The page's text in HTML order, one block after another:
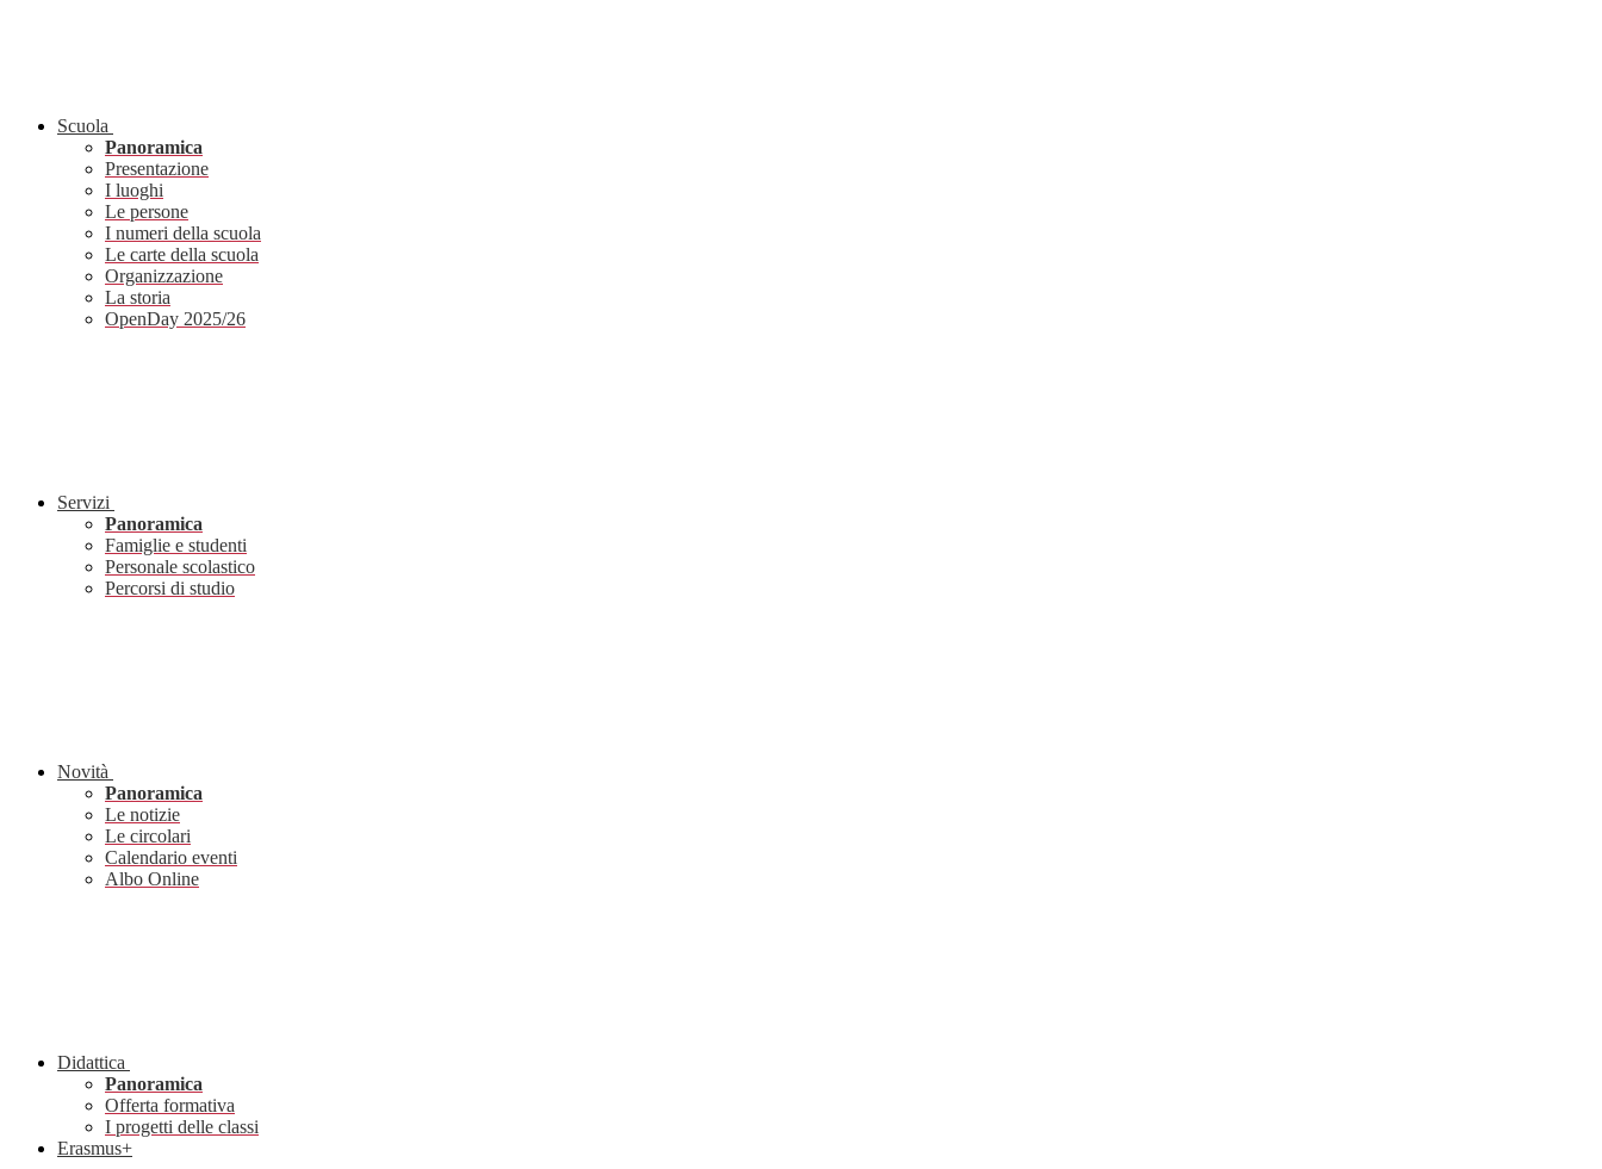
Scuola
Panoramica
Presentazione
I luoghi
Le persone
I numeri della scuola
Le carte della scuola
Organizzazione
La storia
OpenDay 2025/26
Servizi
Panoramica
Famiglie e studenti
Personale scolastico
Percorsi di studio
Novità
Panoramica
Le notizie
Le circolari
Calendario eventi
Albo Online
Didattica
Panoramica
Offerta formativa
I progetti delle classi
Erasmus+